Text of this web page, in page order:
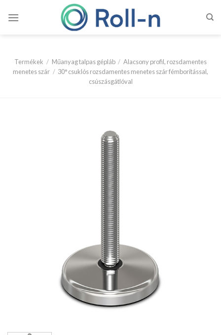
Termékek / Műanyag talpas gépláb / Alacsony profil, rozsdamentes
menetes szár / 30° csuklós rozsdamentes menetes szár fémborítással,
csúszásgátlóval